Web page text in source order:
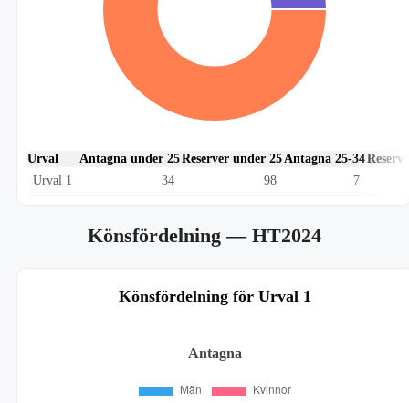
Urval Antagna under 25Reserver under 25 Antagna 25-34
Urval 1
34 98 7
Könsfördelning— HT2024
Könsfördelning för Urval 1
Antagna